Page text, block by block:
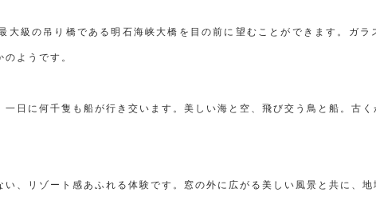
大級の吊り橋である明石海峡大橋を目の前に望むことができます。ガラ
ようです。
日に何千隻も船が行き交います。美しい海と空、飛び交う鳥と船。古
、リゾート感あふれる体験です。窓の外に広がる美しい風景と共に、